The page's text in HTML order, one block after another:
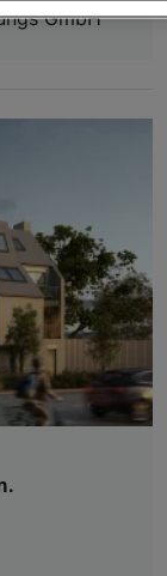
GmbH
Inhalten,